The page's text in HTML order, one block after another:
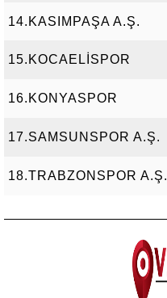
14.KASIMPAŞA A.Ş.
15.KOCAELİSPOR
16.KONYASPOR
17.SAMSUNSPOR A.Ş.
18.TRABZONSPOR A.Ş.